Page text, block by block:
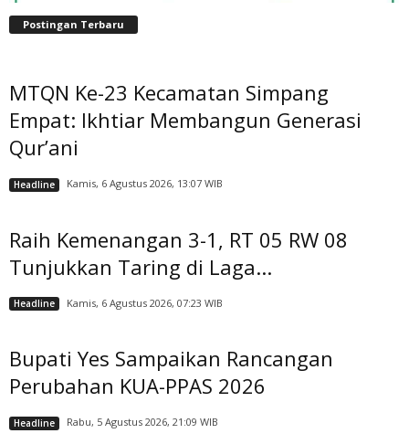
Postingan Terbaru
MTQN Ke-23 Kecamatan Simpang
Empat: Ikhtiar Membangun Generasi
Qur’ani
Headline Kamis, 6 Agustus 2026, 13:07 WIB
Raih Kemenangan 3-1, RT 05 RW 08
Tunjukkan Taring di Laga...
Headline Kamis, 6 Agustus 2026, 07:23 WIB
Bupati Yes Sampaikan Rancangan
Perubahan KUA-PPAS 2026
Headline Rabu, 5 Agustus 2026, 21:09 WIB